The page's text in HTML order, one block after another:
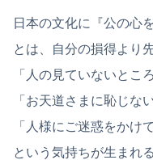
日本の文化に『公の心
とは、自分の損得より
「人の見ていないとこ
「お天道さまに恥じな
「人様にご迷惑をかけ
という気持ちが生まれる